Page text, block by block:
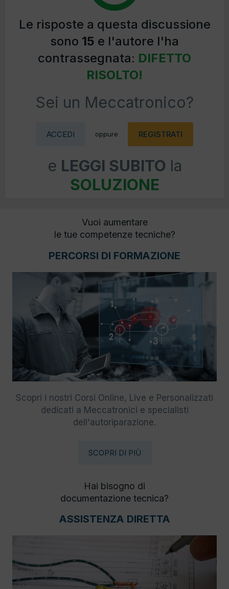
Le risposte a questa discussione
sono 15 e l'autore l'ha
contrassegnata: DIFETTO
RISOLTO!
Sei un Meccatronico?
ACCEDI oppure REGISTRATI
e LEGGI SUBITO la
SOLUZIONE
Vuoi aumentare
le tue competenze tecniche?
PERCORSI DI FORMAZIONE
Scopri i nostri Corsi Online, Live e Personalizzati
dedicati a Meccatronici e specialisti
dell'autoriparazione.
SCOPRI DI PIÙ
Hai bisogno di
documentazione tecnica?
ASSISTENZA DIRETTA